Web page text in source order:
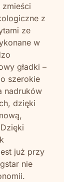
zmieści
z
ze
w
gładki –
szerokie
nadruków
dzięki
już przy
nie